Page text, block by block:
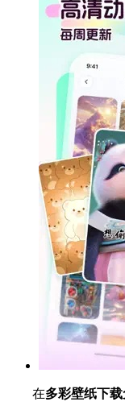
在多彩壁纸下